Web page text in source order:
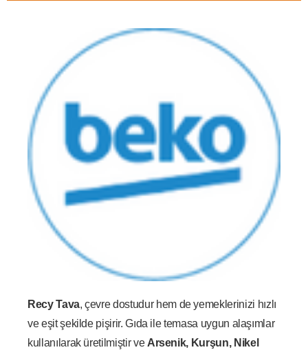
Recy Tava, çevre dostudur hem de yemeklerinizi hızlı
ve eşit şekilde pişirir. Gıda ile temasa uygun alaşımlar
kullanılarak üretilmiştir ve Arsenik, Kurşun, Nikel